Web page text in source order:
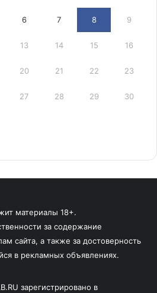
6 7 8 9
13 14 15 16
20 21 22 23
27 28 29 30
материалы 18+.
за содержание
сайта, а также за достоверность
в рекламных объявлениях.
зарегистрировано в